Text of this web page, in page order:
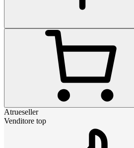
Atrueseller
Venditore top